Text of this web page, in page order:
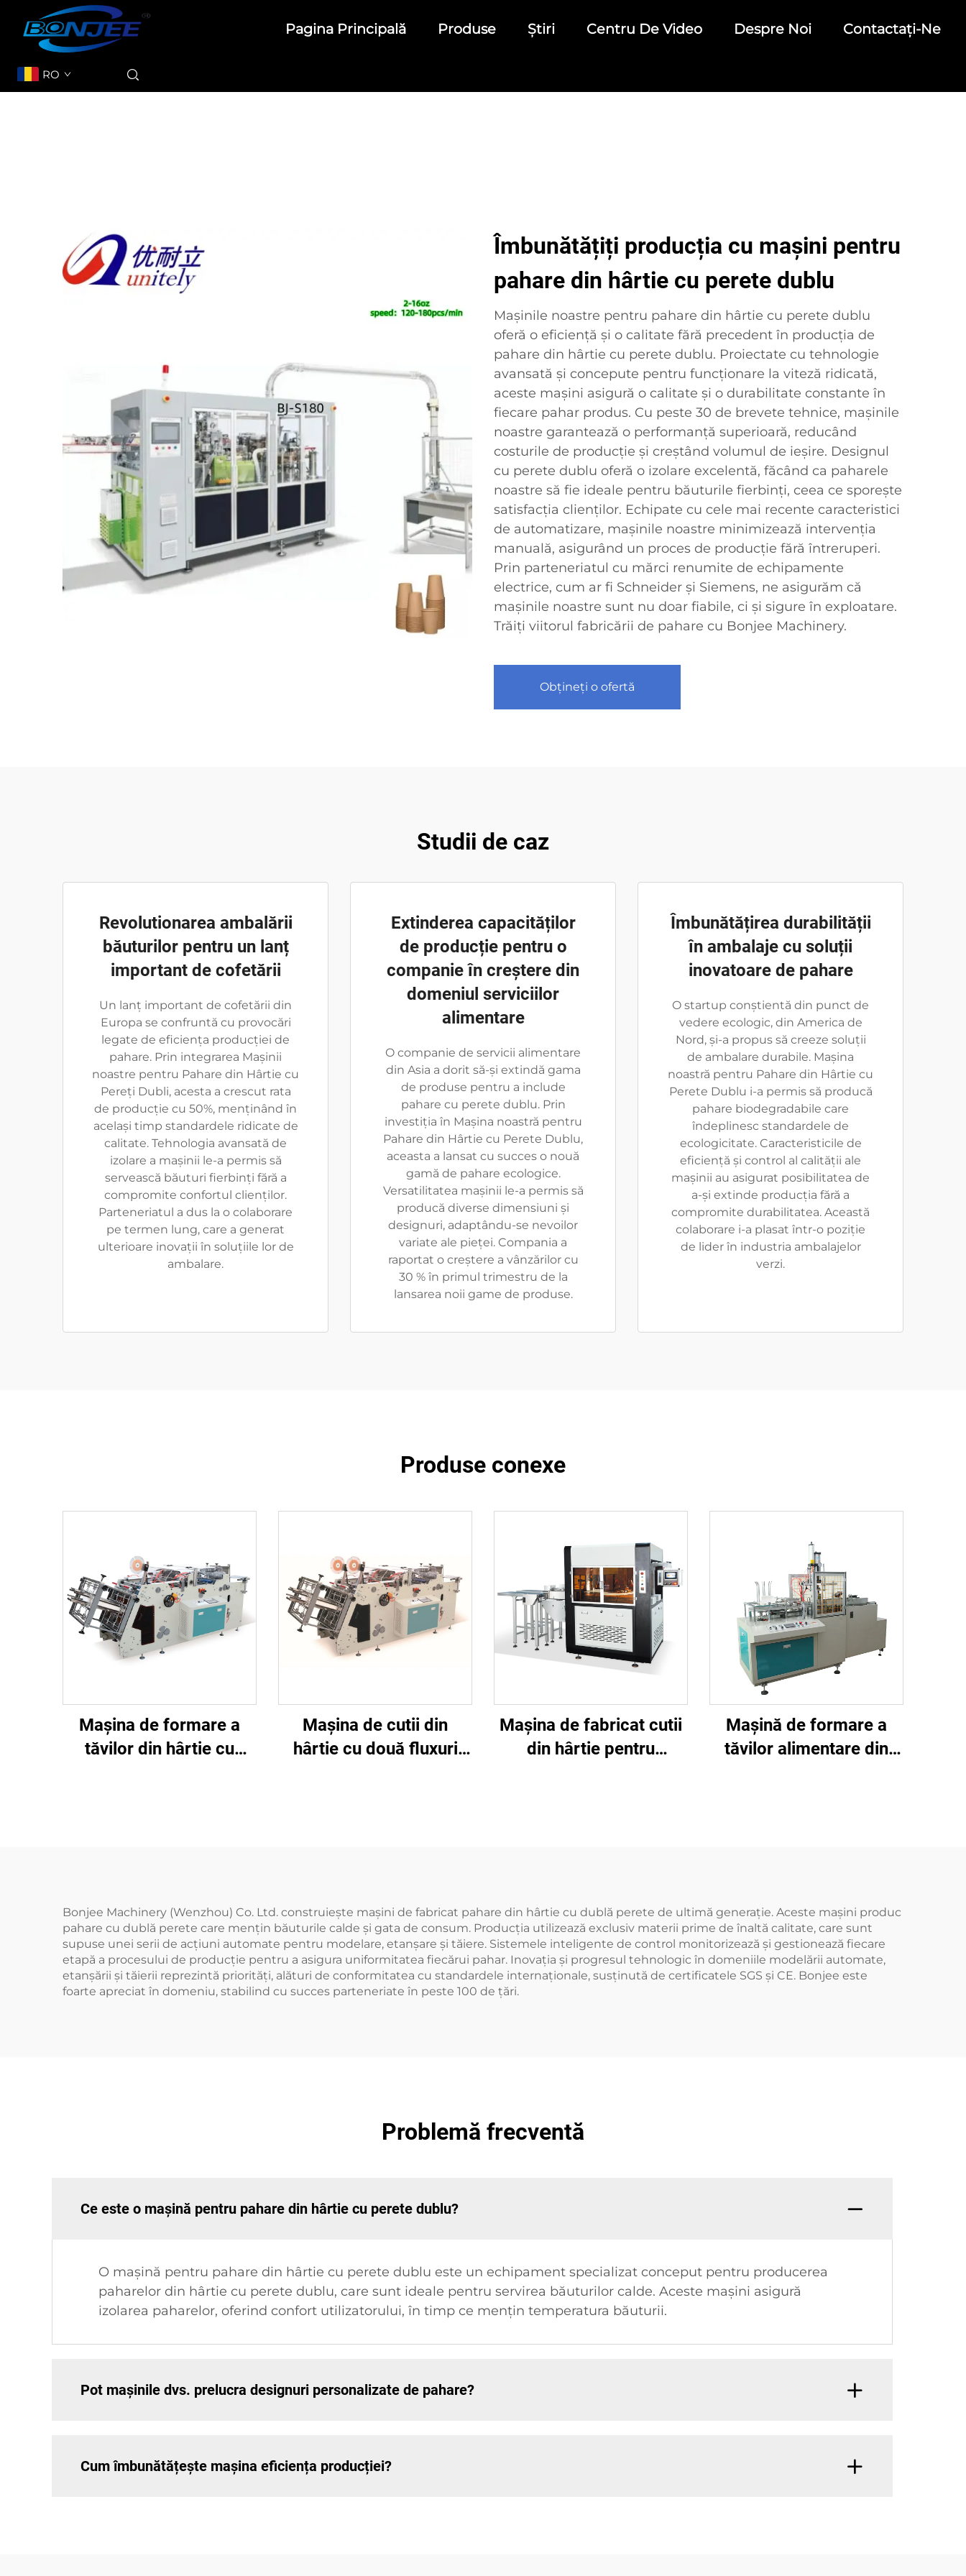
Pagina Principală Produse Știri Centru De Video Despre Noi Contactați-Ne
RO
Îmbunătățiți producția cu mașini pentru
pahare din hârtie cu perete dublu
Mașinile noastre pentru pahare din hârtie cu perete dublu
oferă o eficiență și o calitate fără precedent în producția de
pahare din hârtie cu perete dublu. Proiectate cu tehnologie
avansată și concepute pentru funcționare la viteză ridicată,
aceste mașini asigură o calitate și o durabilitate constante în
fiecare pahar produs. Cu peste 30 de brevete tehnice, mașinile
noastre garantează o performanță superioară, reducând
costurile de producție și creștând volumul de ieșire. Designul
cu perete dublu oferă o izolare excelentă, făcând ca paharele
noastre să fie ideale pentru băuturile fierbinți, ceea ce sporește
satisfacția clienților. Echipate cu cele mai recente caracteristici
de automatizare, mașinile noastre minimizează intervenția
manuală, asigurând un proces de producție fără întreruperi.
Prin parteneriatul cu mărci renumite de echipamente
electrice, cum ar fi Schneider și Siemens, ne asigurăm că
mașinile noastre sunt nu doar fiabile, ci și sigure în exploatare.
Trăiți viitorul fabricării de pahare cu Bonjee Machinery.
Obțineți o ofertă
Studii de caz
Revolutionarea ambalării
băuturilor pentru un lanț
important de cofetării
Un lanț important de cofetării din
Europa se confruntă cu provocări
legate de eficiența producției de
pahare. Prin integrarea Mașinii
noastre pentru Pahare din Hârtie cu
Pereți Dubli, acesta a crescut rata
de producție cu 50%, menținând în
același timp standardele ridicate de
calitate. Tehnologia avansată de
izolare a mașinii le-a permis să
servească băuturi fierbinți fără a
compromite confortul clienților.
Parteneriatul a dus la o colaborare
pe termen lung, care a generat
ulterioare inovații în soluțiile lor de
ambalare.
Extinderea capacităților
de producție pentru o
companie în creștere din
domeniul serviciilor
alimentare
O companie de servicii alimentare
din Asia a dorit să-și extindă gama
de produse pentru a include
pahare cu perete dublu. Prin
investiția în Mașina noastră pentru
Pahare din Hârtie cu Perete Dublu,
aceasta a lansat cu succes o nouă
gamă de pahare ecologice.
Versatilitatea mașinii le-a permis să
producă diverse dimensiuni și
designuri, adaptându-se nevoilor
variate ale pieței. Compania a
raportat o creștere a vânzărilor cu
30 % în primul trimestru de la
lansarea noii game de produse.
Îmbunătățirea durabilității
în ambalaje cu soluții
inovatoare de pahare
O startup conștientă din punct de
vedere ecologic, din America de
Nord, și-a propus să creeze soluții
de ambalare durabile. Mașina
noastră pentru Pahare din Hârtie cu
Perete Dublu i-a permis să producă
pahare biodegradabile care
îndeplinesc standardele de
ecologicitate. Caracteristicile de
eficiență și control al calității ale
mașinii au asigurat posibilitatea de
a-și extinde producția fără a
compromite durabilitatea. Această
colaborare i-a plasat într-o poziție
de lider în industria ambalajelor
verzi.
Produse conexe
Mașina de formare a
tăvilor din hârtie cu
Mașina de cutii din
hârtie cu două fluxuri
Mașina de fabricat cutii
din hârtie pentru
Mașină de formare a
tăvilor alimentare din
Bonjee Machinery (Wenzhou) Co. Ltd. construiește mașini de fabricat pahare din hârtie cu dublă perete de ultimă generație. Aceste mașini produc
pahare cu dublă perete care mențin băuturile calde și gata de consum. Producția utilizează exclusiv materii prime de înaltă calitate, care sunt
supuse unei serii de acțiuni automate pentru modelare, etanșare și tăiere. Sistemele inteligente de control monitorizează și gestionează fiecare
etapă a procesului de producție pentru a asigura uniformitatea fiecărui pahar. Inovația și progresul tehnologic în domeniile modelării automate,
etanșării și tăierii reprezintă priorități, alături de conformitatea cu standardele internaționale, susținută de certificatele SGS și CE. Bonjee este
foarte apreciat în domeniu, stabilind cu succes parteneriate în peste 100 de țări.
Problemă frecventă
Ce este o mașină pentru pahare din hârtie cu perete dublu?
O mașină pentru pahare din hârtie cu perete dublu este un echipament specializat conceput pentru producerea
paharelor din hârtie cu perete dublu, care sunt ideale pentru servirea băuturilor calde. Aceste mașini asigură
izolarea paharelor, oferind confort utilizatorului, în timp ce mențin temperatura băuturii.
Pot mașinile dvs. prelucra designuri personalizate de pahare?
Cum îmbunătățește mașina eficiența producției?